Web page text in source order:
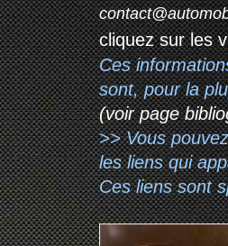
cliquez sur les
Ces
sont, pour la
(voir page
>> Vous
les liens qui
Ces liens sont